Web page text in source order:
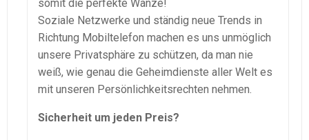
somit die perfekte Wanze!
Soziale Netzwerke und ständig neue Trends in
Richtung Mobiltelefon machen es uns unmöglich
unsere Privatsphäre zu schützen, da man nie
weiß, wie genau die Geheimdienste aller Welt es
mit unseren Persönlichkeitsrechten nehmen.
Sicherheit um jeden Preis?